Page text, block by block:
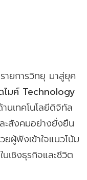
ายการวิทยุ มาสู่ยุค
ไมค์ Technology
านเทคโนโลยีดิจิทัล
ะสังคมอย่างยั่งยืน
ผู้ฟังเข้าใจแนวโน้ม
เชิงธุรกิจและชีวิต